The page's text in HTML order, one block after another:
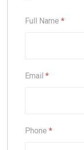
Full Name *
Email *
Phone *